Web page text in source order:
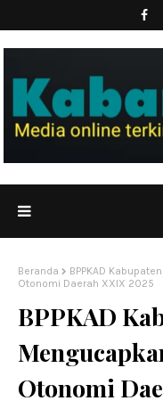
Beranda
BPPKAD
Otonomi Daerah XXIX 2025
BPPKAD
Otonomi